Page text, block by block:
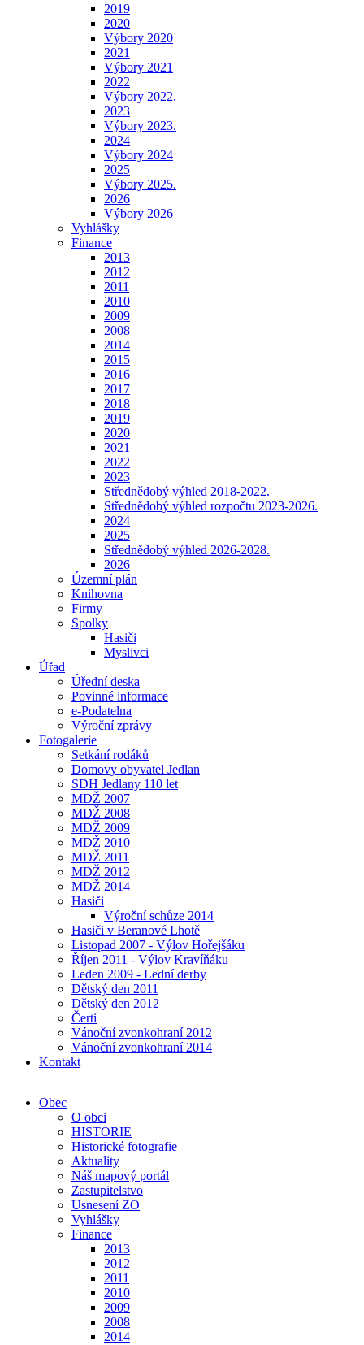
2019
2020
Výbory 2020
2021
Výbory 2021
2022
Výbory 2022.
2023
Výbory 2023.
2024
Výbory 2024
2025
Výbory 2025.
2026
Výbory 2026
Vyhlášky
Finance
2013
2012
2011
2010
2009
2008
2014
2015
2016
2017
2018
2019
2020
2021
2022
2023
Střednědobý výhled 2018-2022.
Střednědobý výhled rozpočtu 2023-2026.
2024
2025
Střednědobý výhled 2026-2028.
2026
Územní plán
Knihovna
Firmy
Spolky
Hasiči
Myslivci
Úřad
Úřední deska
Povinné informace
e-Podatelna
Výroční zprávy
Fotogalerie
Setkání rodáků
Domovy obyvatel Jedlan
SDH Jedlany 110 let
MDŽ 2007
MDŽ 2008
MDŽ 2009
MDŽ 2010
MDŽ 2011
MDŽ 2012
MDŽ 2014
Hasiči
Výroční schůze 2014
Hasiči v Beranové Lhotě
Listopad 2007 - Výlov Hořejšáku
Říjen 2011 - Výlov Kravíňáku
Leden 2009 - Lední derby
Dětský den 2011
Dětský den 2012
Čerti
Vánoční zvonkohraní 2012
Vánoční zvonkohraní 2014
Kontakt
Obec
O obci
HISTORIE
Historické fotografie
Aktuality
Náš mapový portál
Zastupitelstvo
Usnesení ZO
Vyhlášky
Finance
2013
2012
2011
2010
2009
2008
2014